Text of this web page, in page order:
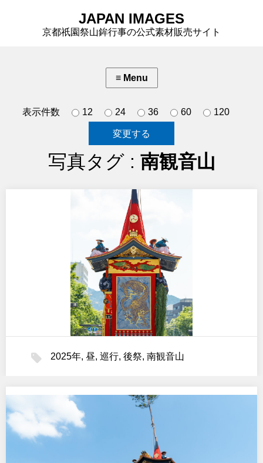
JAPAN IMAGES
京都祇園祭山鉾行事の公式素材販売サイト
表示件数 12 24 36 60 120
写真タグ : 南観音山
2025年, 昼, 巡行, 後祭, 南観音山